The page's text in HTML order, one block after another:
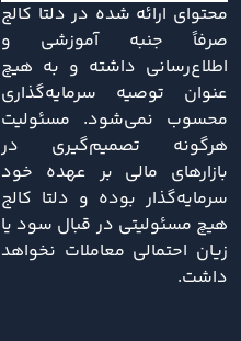
محتوای ارائه شده در دلتا کالج
صرفاً جنبه آموزشی و
اطلاع‌رسانی داشته و به هیچ
عنوان توصیه سرمایه‌گذاری
محسوب نمی‌شود. مسئولیت
هرگونه تصمیم‌گیری در
بازارهای مالی بر عهده خود
سرمایه‌گذار بوده و دلتا کالج
هیچ مسئولیتی در قبال سود یا
زیان احتمالی معاملات نخواهد
داشت.